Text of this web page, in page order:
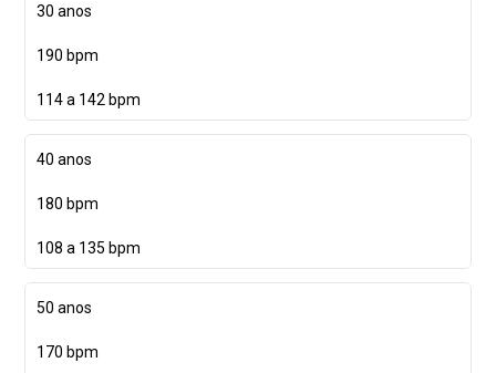
30 anos
190 bpm
114 a 142 bpm
40 anos
180 bpm
108 a 135 bpm
50 anos
170 bpm